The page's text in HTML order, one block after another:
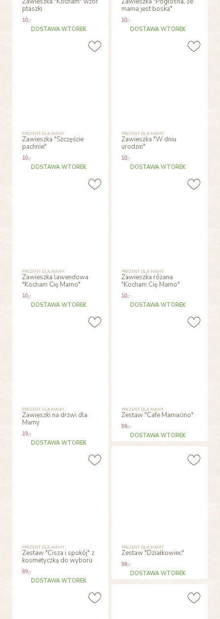
ptaszki
10,-
DOSTAWA WTOREK
mama jest boska"
10 ,-
DOSTAWA WTOREK
PREZENT DLA MAMY
Zawieszka "Szczęście
pachnie"
10,-
DOSTAWA WTOREK
PREZENT DLA MAMY
Zawieszka "W dniu
urodzin"
10 ,-
DOSTAWA WTOREK
PREZENT DLA MAMY
Zawieszka lawendowa
"Kocham Cię Mamo"
10,-
DOSTAWA WTOREK
PREZENT DLA MAMY
Zawieszka różana
"Kocham Cię Mamo"
10 ,-
DOSTAWA WTOREK
PREZENT DLA MAMY
Zawieszki na drzwi dla
Mamy
19,-
DOSTAWA WTOREK
PREZENT DLA MAMY
Zestaw "Cafe Mamacino"
59 ,-
DOSTAWA WTOREK
PREZENT DLA MAMY
Zestaw "Cisza i spokój" z
kosmetyczką do wyboru
69,-
DOSTAWA WTOREK
PREZENT DLA MAMY
Zestaw "Działkowiec"
59 ,-
DOSTAWA WTOREK